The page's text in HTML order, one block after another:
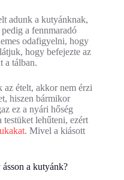
adunk a kutyánknak,
a fennmaradó
odafigyelni, hogy
hogy befejezte az
a tálban.
ételt, akkor nem érzi
hiszen bármikor
ez a nyári hőség
testüket lehűteni, ezért
. Mivel a kiásott
a kutyánk?